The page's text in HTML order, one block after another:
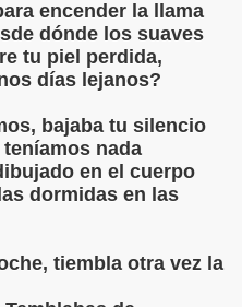
encender la llama
dónde los suaves
tu piel perdida,
días lejanos?
bajaba tu silencio
nada
en el cuerpo
dormidas en las
tiembla otra vez la